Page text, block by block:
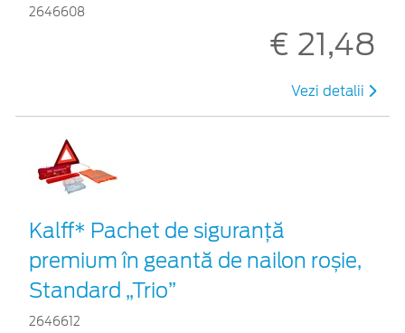
2646608
€ 21,48
Vezi detalii
Kalff* Pachet de siguranţă
premium în geantă de nailon roșie,
Standard „Trio”
2646612